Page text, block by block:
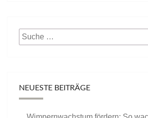
Suche
nach:
NEUESTE BEITRÄGE